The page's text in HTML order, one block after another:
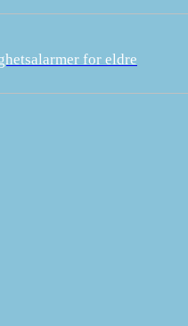
for eldre